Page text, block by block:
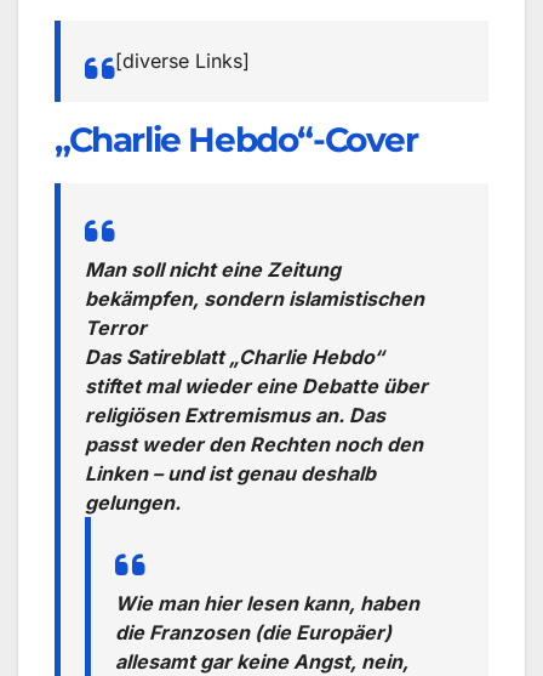
[diverse Links]
„Charlie Hebdo“-Cover
Man soll nicht eine Zeitung
bekämpfen, sondern islamistischen
Terror
Das Satireblatt „Charlie Hebdo“
stiftet mal wieder eine Debatte über
religiösen Extremismus an. Das
passt weder den Rechten noch den
Linken – und ist genau deshalb
gelungen.
Wie man hier lesen kann, haben
die Franzosen (die Europäer)
allesamt gar keine Angst, nein,